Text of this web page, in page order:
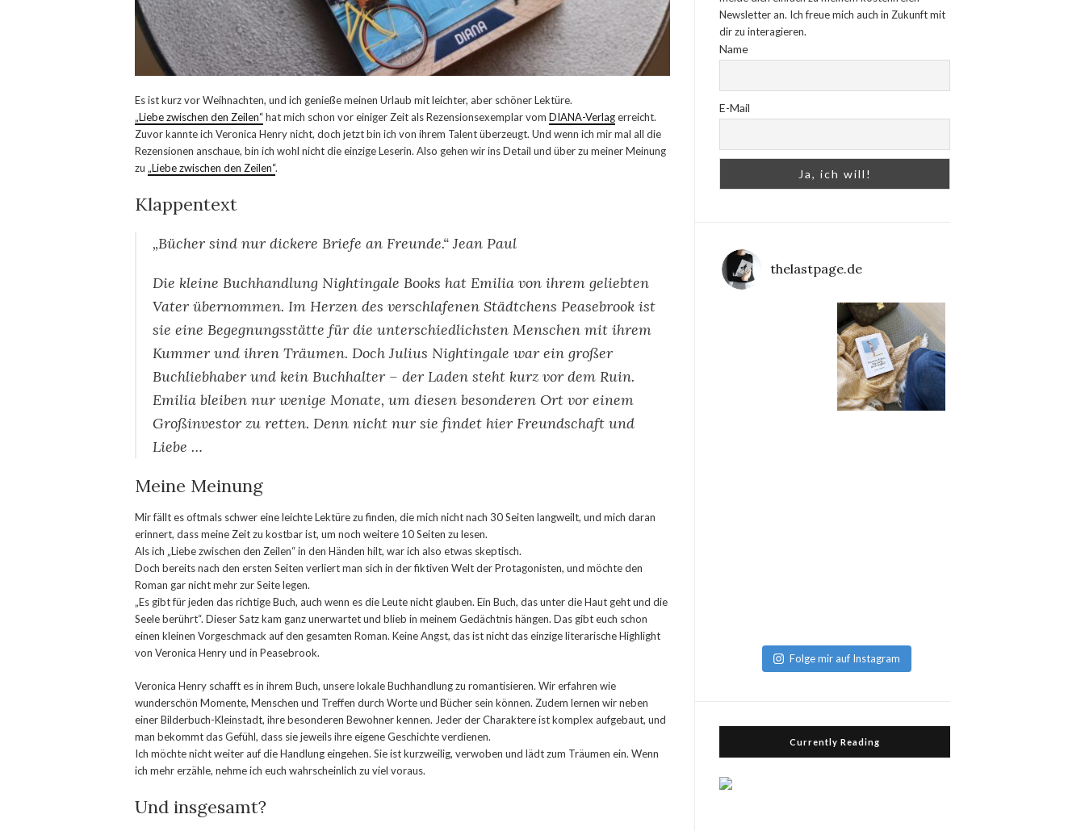
Es ist kurz vor Weihnachten, und ich genieße meinen Urlaub mit leichter, aber schöner Lektüre.
„Liebe zwischen den Zeilen“hat mich schon vor einiger Zeit als Rezensionsexemplar vom DIANA-Verlagerreicht.
Zuvor kannte ich Veronica Henry nicht, doch jetzt bin ich von ihrem Talent überzeugt. Und wenn ich mir mal all die
Rezensionen anschaue, bin ich wohl nicht die einzige Leserin. Also gehen wir ins Detail und über zu meiner Meinung
zu „Liebe zwischen den Zeilen“.
Klappentext
„Bücher sind nur dickere Briefe an Freunde.“ Jean Paul
Die kleine Buchhandlung Nightingale Books hat Emilia von ihrem geliebten
Vater übernommen. Im Herzen des verschlafenen Städtchens Peasebrook ist
sie eine Begegnungsstätte für die unterschiedlichsten Menschen mit ihrem
Kummer und ihren Träumen. Doch Julius Nightingale war ein großer
Buchliebhaber und kein Buchhalter – der Laden steht kurz vor dem Ruin.
Emilia bleiben nur wenige Monate, um diesen besonderen Ort vor einem
Großinvestor zu retten. Denn nicht nur sie findet hier Freundschaft und
Liebe …
Meine Meinung
Mir fällt es oftmals schwer eine leichte Lektüre zu finden, die mich nicht nach 30 Seiten langweilt, und mich daran
erinnert, dass meine Zeit zu kostbar ist, um noch weitere 10 Seiten zu lesen.
Als ich „Liebe zwischen den Zeilen“ in den Händen hilt, war ich also etwas skeptisch.
Doch bereits nach den ersten Seiten verliert man sich in der fiktiven Welt der Protagonisten, und möchte den
Roman gar nicht mehr zur Seite legen.
„Es gibt für jeden das richtige Buch, auch wenn es die Leute nicht glauben. Ein Buch, das unter die Haut geht und die
Seele berührt“. Dieser Satz kam ganz unerwartet und blieb in meinem Gedächtnis hängen. Das gibt euch schon
einen kleinen Vorgeschmack auf den gesamten Roman. Keine Angst, das ist nicht das einzige literarische Highlight
von Veronica Henry und in Peasebrook.
Veronica Henry schafft es in ihrem Buch, unsere lokale Buchhandlung zu romantisieren. Wir erfahren wie
wunderschön Momente, Menschen und Treffen durch Worte und Bücher sein können. Zudem lernen wir neben
einer Bilderbuch-Kleinstadt, ihre besonderen Bewohner kennen. Jeder der Charaktere ist komplex aufgebaut, und
man bekommt das Gefühl, dass sie jeweils ihre eigene Geschichte verdienen.
Ich möchte nicht weiter auf die Handlung eingehen. Sie ist kurzweilig, verwoben und lädt zum Träumen ein. Wenn
ich mehr erzähle, nehme ich euch wahrscheinlich zu viel voraus.
Und insgesamt?
Newsletter an. Ich freue mich auch in Zukunft mit
dir zu interagieren.
Name
E-Mail
thelastpage.de
Folge mir auf Instagram
Currently Reading